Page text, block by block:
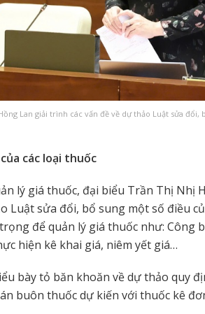
Lan giải trình các vấn đề về dự thảo Luật sửa đổi,
các loại thuốc
lý giá thuốc, đại biểu Trần Thị Nhị
Luật sửa đổi, bổ sung một số điều
để quản lý giá thuốc như: Công
hiện kê khai giá, niêm yết giá…
bày tỏ băn khoăn về dự thảo quy
buôn thuốc dự kiến với thuốc kê